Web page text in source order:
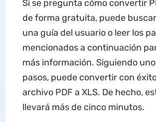
Si se pregunta cómo convertir
de forma gratuita, puede
una guía del usuario o leer los
mencionados a continuación
más información. Siguiendo
pasos, puede convertir con
archivo PDF a XLS. De hecho,
llevará más de cinco minutos.